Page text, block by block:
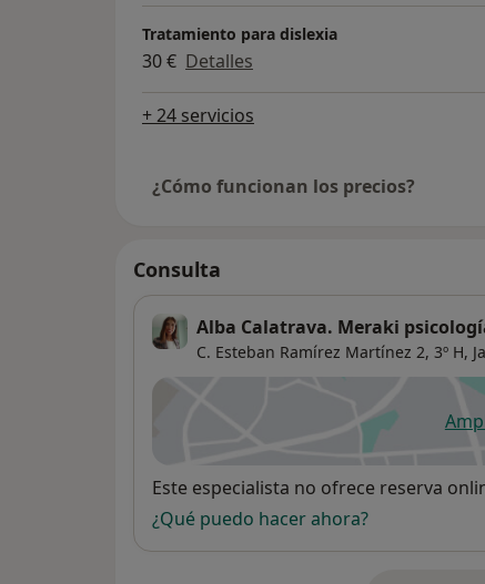
Tratamiento para dislexia
30 € Detalles
+ 24 servicios
¿Cómo funcionan los precios?
Consulta
Alba Calatrava. Meraki
C. Esteban Ramírez Martínez 2, 3º H,
Disponibilidad
Este especialista no ofrece reserva
¿Qué puedo hacer ahora?